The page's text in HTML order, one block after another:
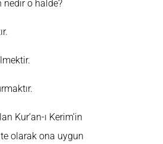
nedir o halde?
Kur’an-ı Kerim’in
olarak ona uygun